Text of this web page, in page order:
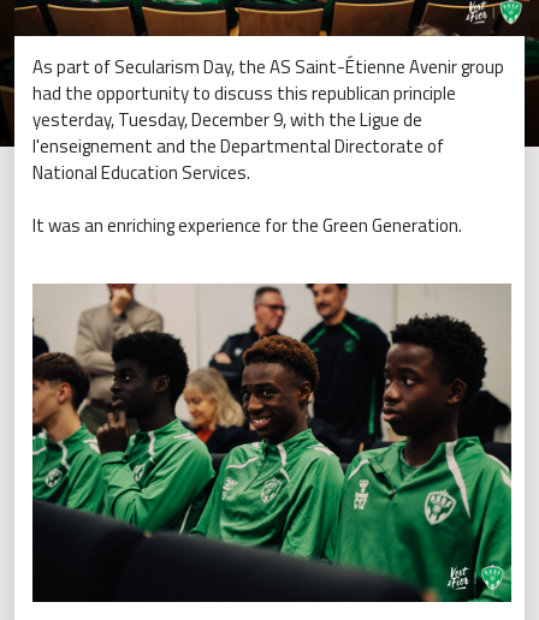
As part of Secularism Day, the AS Saint-Étienne Avenir group
had the opportunity to discuss this republican principle
yesterday, Tuesday, December 9, with the Ligue de
l'enseignement and the Departmental Directorate of
National Education Services.
It was an enriching experience for the Green Generation.